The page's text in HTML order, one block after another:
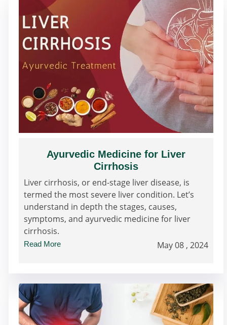
Ayurvedic Medicine for Liver
Cirrhosis
Liver cirrhosis, or end-stage liver disease, is
termed the most severe liver condition. Let’s
understand in depth the stages, causes,
symptoms, and ayurvedic medicine for liver
cirrhosis.
Read More May 08 , 2024